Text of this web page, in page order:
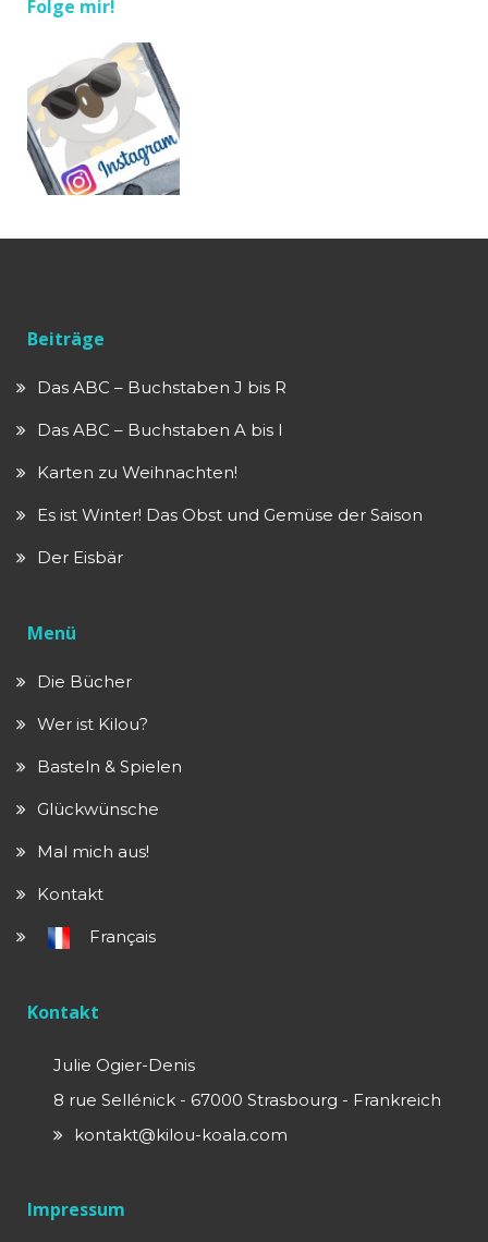
Folge mir!
Beiträge
Das ABC – Buchstaben J bis R
Das ABC – Buchstaben A bis I
Karten zu Weihnachten!
Es ist Winter! Das Obst und Gemüse der Saison
Der Eisbär
Menü
Die Bücher
Wer ist Kilou?
Basteln & Spielen
Glückwünsche
Mal mich aus!
Kontakt
Français
Kontakt
Julie Ogier-Denis
8 rue Sellénick - 67000 Strasbourg - Frankreich
kontakt@kilou-koala.com
Impressum